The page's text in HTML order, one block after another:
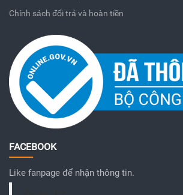
Chính sách đổi trả và hoàn tiền
FACEBOOK
Like fanpage để nhận thông tin.